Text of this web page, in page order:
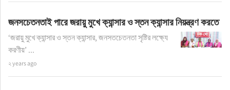
জনসচেতনতাই পারে জরায়ু মুখে ক্যান্সার ও স্তন ক্যান্সার নিয়ন্ত্রণ করতে
‘জরায়ু মুখে ক্যান্সার ও স্তন ক্যান্সার, জনসতচেতনতা সৃষ্টির লক্ষ্যে
করণীয়’ ...
২ years ago